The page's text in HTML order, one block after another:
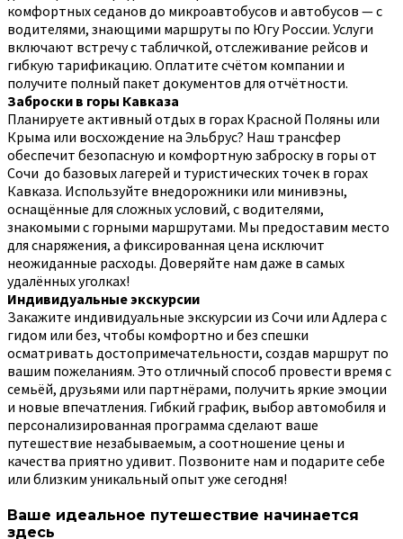
комфортных седанов до микроавтобусов и автобусов — с
водителями, знающими маршруты по Югу России. Услуги
включают встречу с табличкой, отслеживание рейсов и
гибкую тарификацию. Оплатите счётом компании и
получите полный пакет документов для отчётности.
Заброски в горы Кавказа
Планируете активный отдых в горах Красной Поляны или
Крыма или восхождение на Эльбрус? Наш трансфер
обеспечит безопасную и комфортную заброску в горы от
Сочи до базовых лагерей и туристических точек в горах
Кавказа. Используйте внедорожники или минивэны,
оснащённые для сложных условий, с водителями,
знакомыми с горными маршрутами. Мы предоставим место
для снаряжения, а фиксированная цена исключит
неожиданные расходы. Доверяйте нам даже в самых
удалённых уголках!
Индивидуальные экскурсии
Закажите индивидуальные экскурсии из Сочи или Адлера с
гидом или без, чтобы комфортно и без спешки
осматривать достопримечательности, создав маршрут по
вашим пожеланиям. Это отличный способ провести время с
семьёй, друзьями или партнёрами, получить яркие эмоции
и новые впечатления. Гибкий график, выбор автомобиля и
персонализированная программа сделают ваше
путешествие незабываемым, а соотношение цены и
качества приятно удивит. Позвоните нам и подарите себе
или близким уникальный опыт уже сегодня!
Ваше идеальное путешествие начинается
здесь